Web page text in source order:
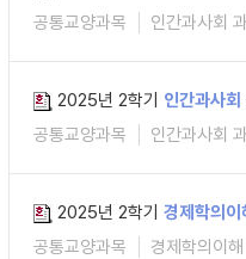
공통교양과목
인간과사회
2025년 2학기 인간과사회
공통교양과목
인간과사회
2025년 2학기 경제학의이
공통교양과목
경제학의이